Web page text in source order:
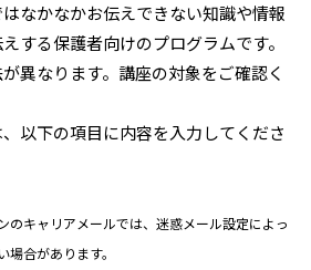
なかなかお伝えできない知識や情報
する保護者向けのプログラムです。
異なります。講座の対象をご確認く
以下の項目に内容を入力してくださ
キャリアメールでは、迷惑メール設定によっ
合があります。